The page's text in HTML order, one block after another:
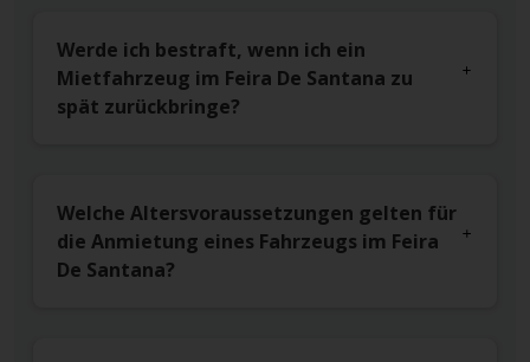
Werde ich bestraft, wenn ich ein
Mietfahrzeug im Feira De Santana zu
spät zurückbringe?
Welche Altersvoraussetzungen gelten für
die Anmietung eines Fahrzeugs im Feira
De Santana?